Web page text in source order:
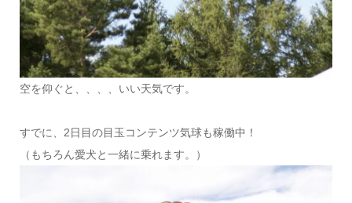
空を仰ぐと、、、、いい天気です。
すでに、2日目の目玉コンテンツ気球も稼働中！
（もちろん愛犬と一緒に乗れます。）